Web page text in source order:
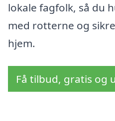
lokale fagfolk, så du
med rotterne og
hjem.
Få tilbud, gratis og